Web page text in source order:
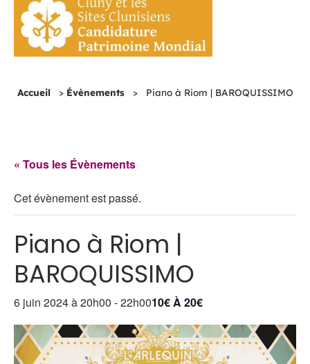
Accueil > Évènements > Piano à Riom | BAROQUISSIMO
« Tous les Évènements
Cet évènement est passé.
Piano à Riom |
BAROQUISSIMO
6 juin 2024 à 20h00 -22h0010€ À 20€